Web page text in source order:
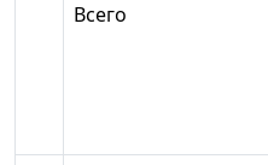
Всего